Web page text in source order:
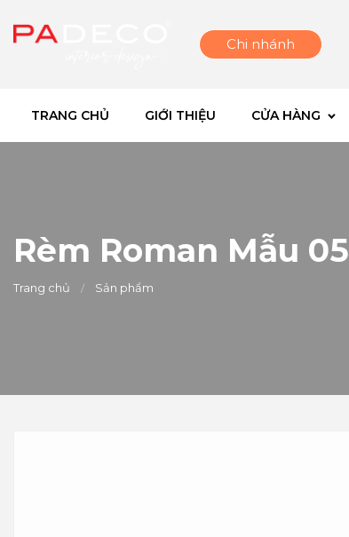
Chi nhánh
TRANG CHỦ GIỚI THIỆU CỬA HÀNG
Rèm Roman Mẫu 05
Trang chủ Sản phẩm